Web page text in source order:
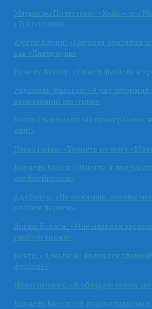
Маурисио Почеттино: «Кейн – это
«Тоттенхэма»
Юрген Клопп: «Сборная Бразилии
как «Ливерпуль»
Ромелу Лукаку: «Смысл футбола в
Радамель Фалькао: «Я уже оформил
величайший хет-трик»
Хосеп Гвардиола: «О проигравших
книг»
Наингголан: «Терпеть не могу
Лионель Месси: «Иногда я
плеймейкером»
Адебайор: «Не понимаю, почему
плохим парнем»
Янник Боласи: «Мне платили
гамбургерами»
Конте: «Деньги не являются
футболе»
Ибрагимович: «Я обладаю телом
Лионель Месси: «Я просто талисман